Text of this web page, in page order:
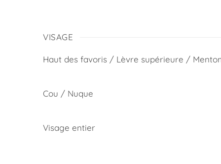
VISAGE
Haut des favoris / Lèvre supérieure /
Cou / Nuque
Visage entier